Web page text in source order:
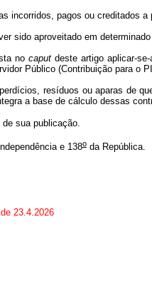
incorridos, pagos ou creditados
sido aproveitado em
nocaput deste artigo aplicar-
Público (Contribuição para o
resíduos ou aparas de
a base de cálculo dessas
sua publicação.
e 138oda República.
23.4.2026